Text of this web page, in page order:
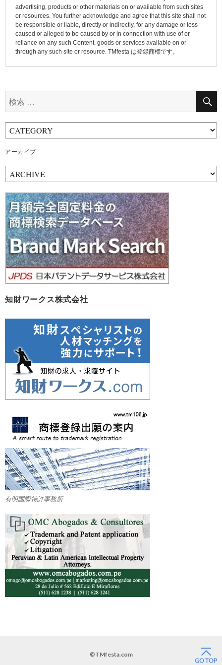
advertising, products or other materials on or available from such sites
or resources. You further acknowledge and agree that this site shall not
be responsible or liable, directly or indirectly, for any damage or loss
caused or alleged to be caused by or in connection with use of or
reliance on any such Content, goods or services available on or
through any such site or resource. TMfesta は登録商標です。
索:
アーカイブ
ー
カ
イ
ブ
知財ワークス株式会社
有明国際特許事務所
©TMfesta.com